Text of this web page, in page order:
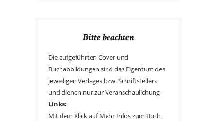
Bitte beachten
Die aufgeführten Cover und
Buchabbildungen sind das Eigentum des
jeweiligen Verlages bzw. Schriftstellers
und dienen nur zur Veranschaulichung
Links:
Mit dem Klick auf Mehr Infos zum Buch